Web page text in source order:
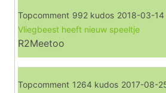
Topcomment 992 kudos 2018-03-
Vliegbeest heeft nieuw speeltje
R2Meetoo
Topcomment 1264 kudos 2017-08-